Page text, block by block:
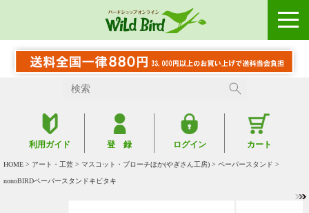
利用ガイド 登 録 ログイン カート
HOME > アート・工芸 > マスコット・ブローチほか(やぎさん工房) > ペーパースタンド >
nonoBIRDペーパースタンドキビタキ